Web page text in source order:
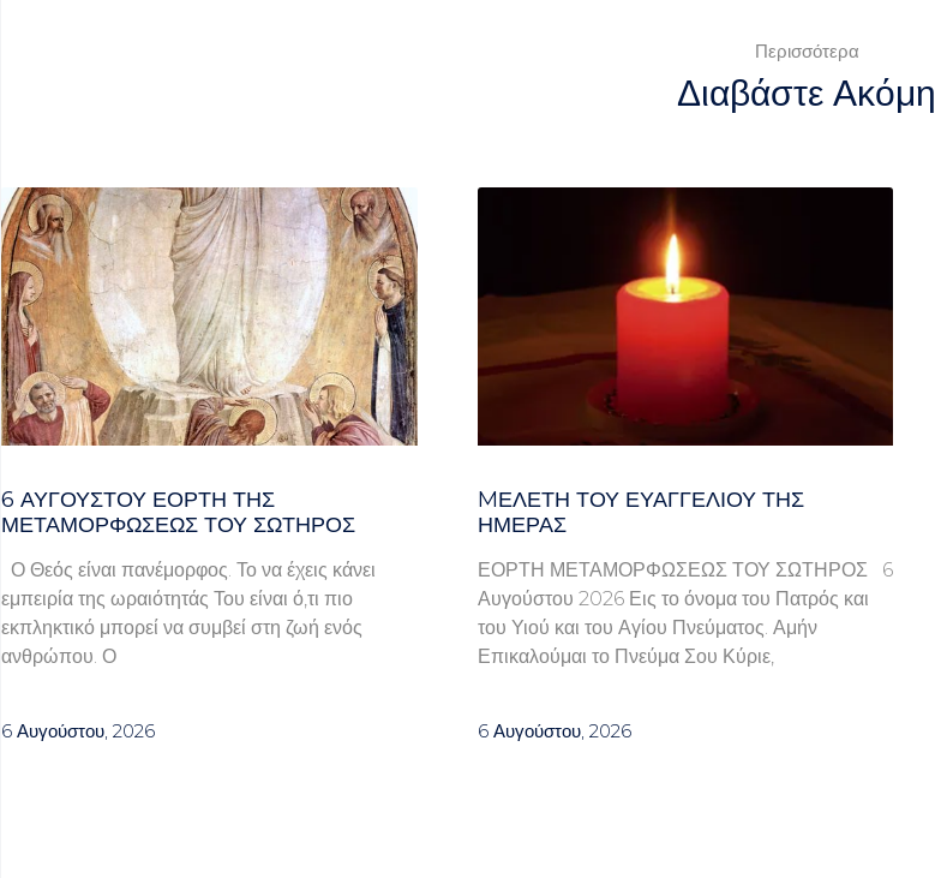
Περισσότερα
Διαβάστε Ακόμη
6 ΑΥΓΟΥΣΤΟΥ ΕΟΡΤΗ ΤΗΣ
ΜΕΤΑΜΟΡΦΩΣΕΩΣ ΤΟΥ ΣΩΤΗΡΟΣ
Ο Θεός είναι πανέμορφος. Το να έχεις κάνει
εμπειρία της ωραιότητάς Του είναι ό,τι πιο
εκπληκτικό μπορεί να συμβεί στη ζωή ενός
ανθρώπου. Ο
6 Αυγούστου, 2026
MΕΛΈΤΗ ΤΟΥ ΕΥΑΓΓΕΛΊΟΥ ΤΗΣ
ΗΜΈΡΑΣ
ΕΟΡΤΗ ΜΕΤΑΜΟΡΦΩΣΕΩΣ ΤΟΥ ΣΩΤΗΡΟΣ 6
Αυγούστου 2026 Εις το όνομα του Πατρός και
του Υιού και του Αγίου Πνεύματος. Αμήν
Επικαλούμαι το Πνεύμα Σου Κύριε,
6 Αυγούστου, 2026